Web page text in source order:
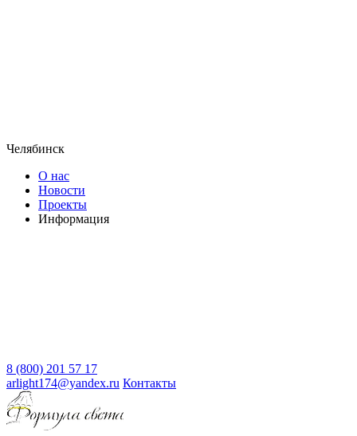
Челябинск
О нас
Новости
Проекты
Информация
8 (800) 201 57 17
arlight174@yandex.ru Контакты